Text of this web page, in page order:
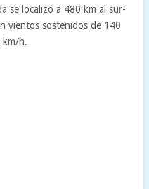
se localizó a 480 km al sur-
vientos sostenidos de 140
km/h.